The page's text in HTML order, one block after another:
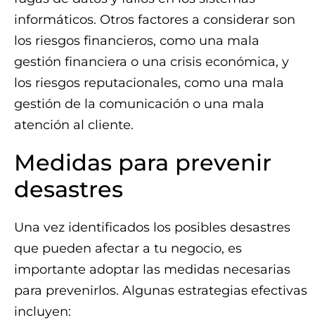
informáticos. Otros factores a considerar son
los riesgos financieros, como una mala
gestión financiera o una crisis económica, y
los riesgos reputacionales, como una mala
gestión de la comunicación o una mala
atención al cliente.
Medidas para prevenir
desastres
Una vez identificados los posibles desastres
que pueden afectar a tu negocio, es
importante adoptar las medidas necesarias
para prevenirlos. Algunas estrategias efectivas
incluyen: